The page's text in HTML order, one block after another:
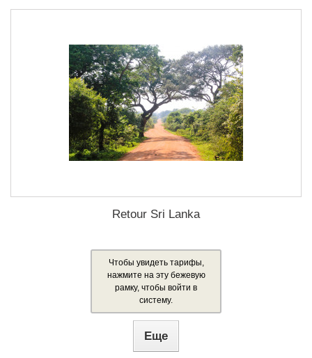
Retour Sri Lanka
Чтобы увидеть тарифы,
нажмите на эту бежевую
рамку, чтобы войти в
систему.
Еще